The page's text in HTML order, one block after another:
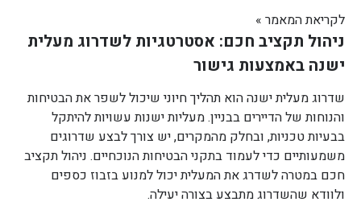
לקריאת המאמר »
ניהול תקציב חכם: אסטרטגיות לשדרוג מעלית
ישנה באמצעות גישור
שדרוג מעלית ישנה הוא תהליך חיוני שיכול לשפר את הבטיחות
והנוחות של הדיירים בבניין. מעליות ישנות עשויות להיתקל
בבעיות טכניות, ובחלק מהמקרים, יש צורך לבצע שדרוגים
משמעותיים כדי לעמוד בתקני הבטיחות הנוכחיים. ניהול תקציב
חכם במטרה לשדרג את המעלית יכול למנוע בזבוז כספים
ולוודא שהשדרוג מתבצע בצורה יעילה.